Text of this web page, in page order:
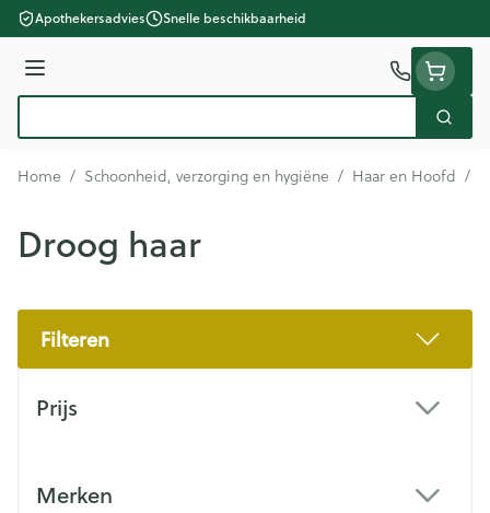
Ga naar de inhoud
Apothekersadvies Snelle beschikbaarheid
Menu
Zoek
Home / Schoonheid, verzorging en hygiëne / Haar en Hoofd /
Droog haar
Filteren
Prijs
Merken